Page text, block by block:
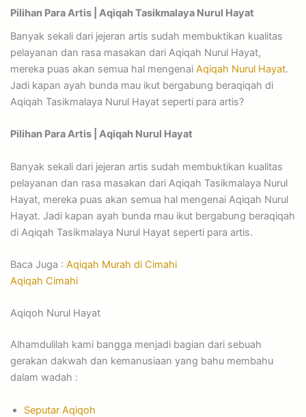
Pilihan Para Artis | Aqiqah Tasikmalaya Nurul Hayat
Banyak sekali dari jejeran artis sudah membuktikan kualitas
pelayanan dan rasa masakan dari Aqiqah Nurul Hayat,
mereka puas akan semua hal mengenai Aqiqah Nurul Hayat.
Jadi kapan ayah bunda mau ikut bergabung beraqiqah di
Aqiqah Tasikmalaya Nurul Hayat seperti para artis?
Pilihan Para Artis | Aqiqah Nurul Hayat
Banyak sekali dari jejeran artis sudah membuktikan kualitas
pelayanan dan rasa masakan dari Aqiqah Tasikmalaya Nurul
Hayat, mereka puas akan semua hal mengenai Aqiqah Nurul
Hayat. Jadi kapan ayah bunda mau ikut bergabung beraqiqah
di Aqiqah Tasikmalaya Nurul Hayat seperti para artis.
Baca Juga : Aqiqah Murah di Cimahi
Aqiqah Cimahi
Aqiqoh Nurul Hayat
Alhamdulilah kami bangga menjadi bagian dari sebuah
gerakan dakwah dan kemanusiaan yang bahu membahu
dalam wadah :
Seputar Aqiqoh